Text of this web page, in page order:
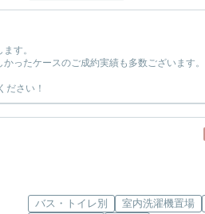
す。
ったケースのご成約実績も多数ございます。
ださい！
バス・トイレ別 室内洗濯機置場